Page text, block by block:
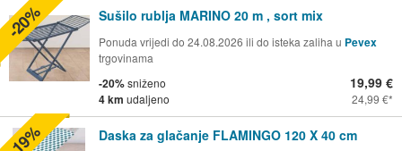
Sušilo rublja MARINO 20 m , sort mix
Ponuda vrijedi do 24.08.2026 ili do isteka zaliha u Pevex
trgovinama
-20%sniženo
4 km udaljeno
19,99 €
24,99 €
-20%
Daska za glačanje FLAMINGO 120 X 40 cm
-19%